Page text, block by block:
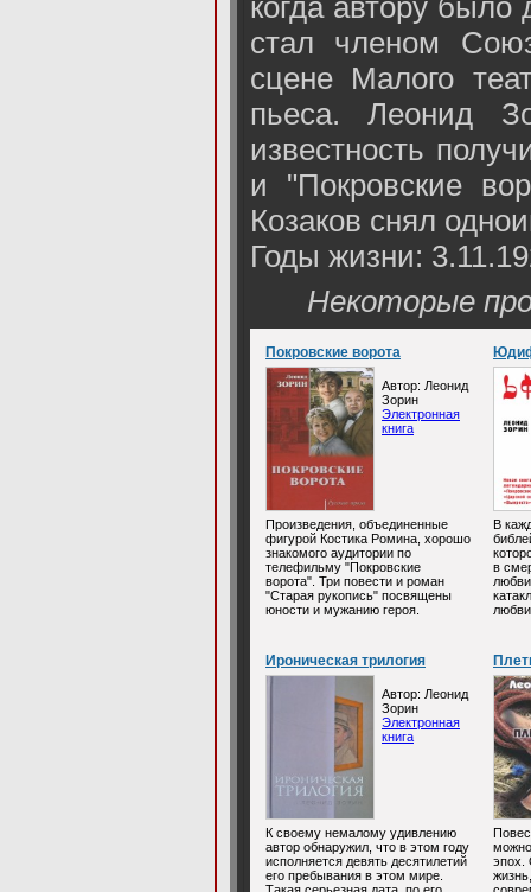
когда автору было
стал членом
сцене Малого
пьеса. Леонид
известность
и "Покровские
Козаков снял
Годы жизни:
Некоторые
Покровские ворота
Автор: Леонид
Зорин
Электронная
книга
Произведения, объединенные
фигурой Костика Ромина, хорошо
знакомого аудитории по
телефильму "Покровские
ворота". Три повести и роман
"Старая рукопись" посвящены
юности и мужанию героя.
В
в
Ироническая трилогия
Автор: Леонид
Зорин
Электронная
книга
К своему немалому удивлению
автор обнаружил, что в этом году
исполняется девять десятилетий
его пребывания в этом мире.
эпох.